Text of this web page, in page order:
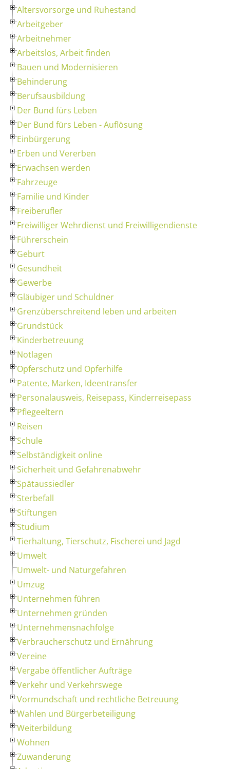
Altersvorsorge und Ruhestand
Arbeitgeber
Arbeitnehmer
Arbeitslos, Arbeit finden
Bauen und Modernisieren
Behinderung
Berufsausbildung
Der Bund fürs Leben
Der Bund fürs Leben - Auflösung
Einbürgerung
Erben und Vererben
Erwachsen werden
Fahrzeuge
Familie und Kinder
Freiberufler
Freiwilliger Wehrdienst und Freiwilligendienste
Führerschein
Geburt
Gesundheit
Gewerbe
Gläubiger und Schuldner
Grenzüberschreitend leben und arbeiten
Grundstück
Kinderbetreuung
Notlagen
Opferschutz und Opferhilfe
Patente, Marken, Ideentransfer
Personalausweis, Reisepass, Kinderreisepass
Pflegeeltern
Reisen
Schule
Selbständigkeit online
Sicherheit und Gefahrenabwehr
Spätaussiedler
Sterbefall
Stiftungen
Studium
Tierhaltung, Tierschutz, Fischerei und Jagd
Umwelt
Umwelt- und Naturgefahren
Umzug
Unternehmen führen
Unternehmen gründen
Unternehmensnachfolge
Verbraucherschutz und Ernährung
Vereine
Vergabe öffentlicher Aufträge
Verkehr und Verkehrswege
Vormundschaft und rechtliche Betreuung
Wahlen und Bürgerbeteiligung
Weiterbildung
Wohnen
Zuwanderung